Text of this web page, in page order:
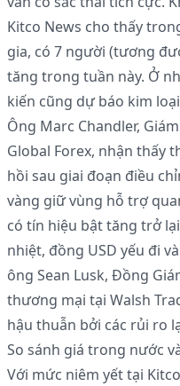
Kitco News cho thấy
gia, có 7 người (tương
tăng trong tuần này. Ở
kiến cũng dự báo kim
Ông Marc Chandler,
Global Forex, nhận thấy
hồi sau giai đoạn điều
vàng giữ vùng hỗ trợ
có tín hiệu bật tăng trở
nhiệt, đồng USD yếu đi
ông Sean Lusk, Đồng
thương mại tại Walsh
hậu thuẫn bởi các rủi ro
So sánh giá trong nước
Với mức niêm yết tại